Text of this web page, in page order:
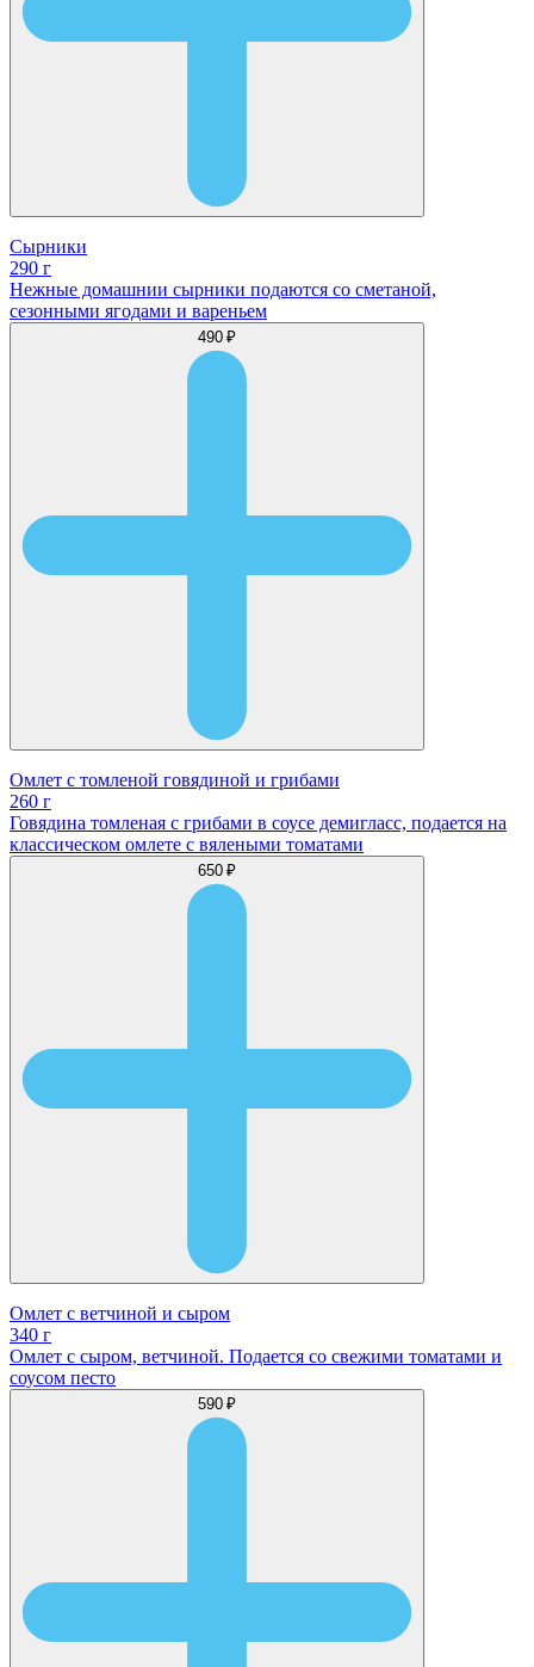
Сырники
290 г
Нежные домашнии сырники подаются со сметаной,
сезонными ягодами и вареньем
490 ₽
Омлет с томленой говядиной и грибами
260 г
Говядина томленая с грибами в соусе демигласс, подается на
классическом омлете с вялеными томатами
650 ₽
Омлет с ветчиной и сыром
340 г
Омлет с сыром, ветчиной. Подается со свежими томатами и
соусом песто
590 ₽